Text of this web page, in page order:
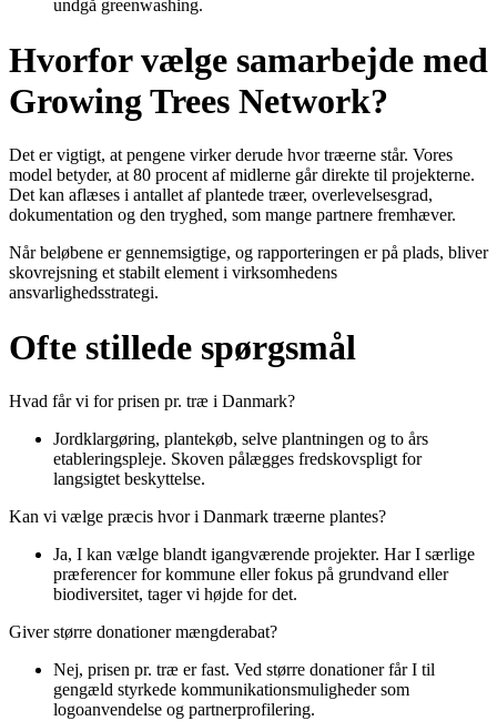
undgå greenwashing.
Hvorfor vælge samarbejde med
Growing Trees Network?
Det er vigtigt, at pengene virker derude hvor træerne står. Vores
model betyder, at 80 procent af midlerne går direkte til projekterne.
Det kan aflæses i antallet af plantede træer, overlevelsesgrad,
dokumentation og den tryghed, som mange partnere fremhæver.
Når beløbene er gennemsigtige, og rapporteringen er på plads, bliver
skovrejsning et stabilt element i virksomhedens
ansvarlighedsstrategi.
Ofte stillede spørgsmål
Hvad får vi for prisen pr. træ i Danmark?
Jordklargøring, plantekøb, selve plantningen og to års
etableringspleje. Skoven pålægges fredskovspligt for
langsigtet beskyttelse.
Kan vi vælge præcis hvor i Danmark træerne plantes?
Ja, I kan vælge blandt igangværende projekter. Har I særlige
præferencer for kommune eller fokus på grundvand eller
biodiversitet, tager vi højde for det.
Giver større donationer mængderabat?
Nej, prisen pr. træ er fast. Ved større donationer får I til
gengæld styrkede kommunikationsmuligheder som
logoanvendelse og partnerprofilering.